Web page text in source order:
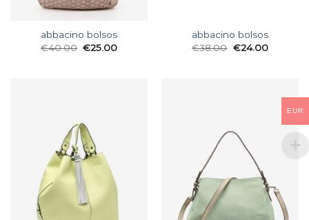
abbacino bolsos
€40.00 €25.00
abbacino bolsos
€38.00 €24.00
EUR